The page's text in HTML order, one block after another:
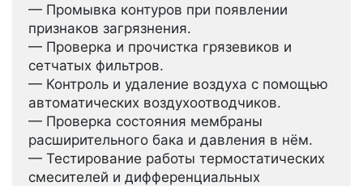
— Промывка контуров при появлении
признаков загрязнения.
— Проверка и прочистка грязевиков и
сетчатых фильтров.
— Контроль и удаление воздуха с помощью
автоматических воздухоотводчиков.
— Проверка состояния мембраны
расширительного бака и давления в нём.
— Тестирование работы термостатических
смесителей и дифференциальных